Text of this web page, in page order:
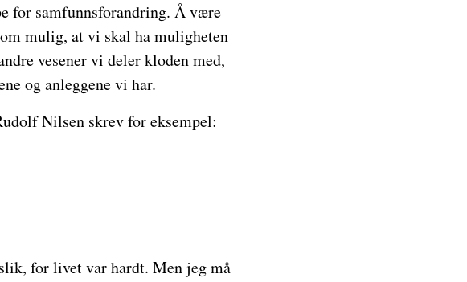
for samfunnsforandring. Å være –
mulig, at vi skal ha muligheten
vesener vi deler kloden med,
og anleggene vi har.
Nilsen skrev for eksempel:
for livet var hardt. Men jeg må